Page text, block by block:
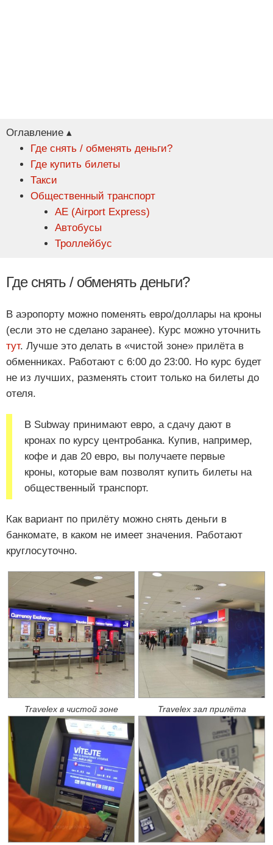
Оглавление ▴
Где снять / обменять деньги?
Где купить билеты
Такси
Общественный транспорт
AE (Airport Express)
Автобусы
Троллейбус
Где снять / обменять деньги?
В аэропорту можно поменять евро/доллары на кроны
(если это не сделано заранее). Курс можно уточнить
тут. Лучше это делать в «чистой зоне» прилёта в
обменниках. Работают с 6:00 до 23:00. Но курс будет
не из лучших, разменять стоит только на билеты до
отеля.
В Subway принимают евро, а сдачу дают в
кронах по курсу центробанка. Купив, например,
кофе и дав 20 евро, вы получаете первые
кроны, которые вам позволят купить билеты на
общественный транспорт.
Как вариант по прилёту можно снять деньги в
банкомате, в каком не имеет значения. Работают
круглосуточно.
Travelex в чистой зоне Travelex зал прилёта